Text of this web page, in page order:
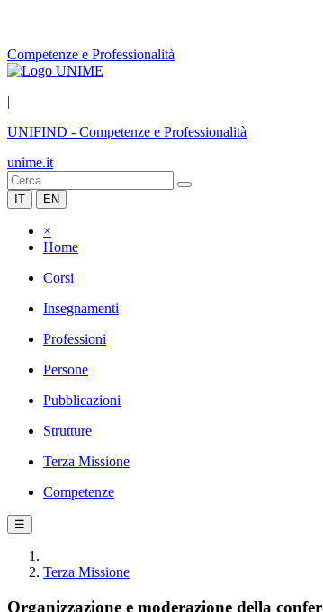
Competenze e Professionalità
|
UNIFIND - Competenze e Professionalità
unime.it
IT EN
×
Home
Corsi
Insegnamenti
Professioni
Persone
Pubblicazioni
Strutture
Terza Missione
Competenze
☰
Terza Missione
Organizzazione e moderazione della